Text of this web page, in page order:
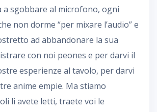
a sgobbare al microfono, ogni
non dorme “per mixare l’audio” e
ad abbandonare la sua
con noi peones e per darvi il
esperienze al tavolo, per darvi
anime empie. Ma stiamo
li avete letti, traete voi le